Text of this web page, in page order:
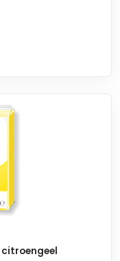
citroengeel